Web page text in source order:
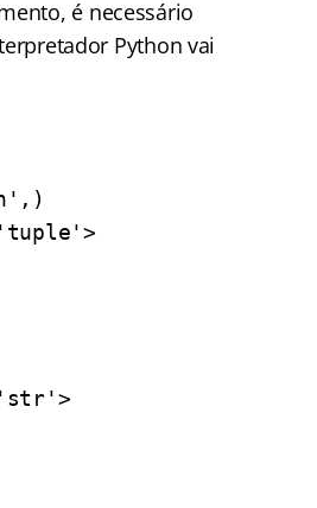
é necessário
Python vai
'str'>